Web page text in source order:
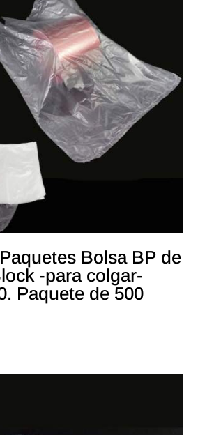
Bolsa BP de
-para colgar-
Paquete de 500